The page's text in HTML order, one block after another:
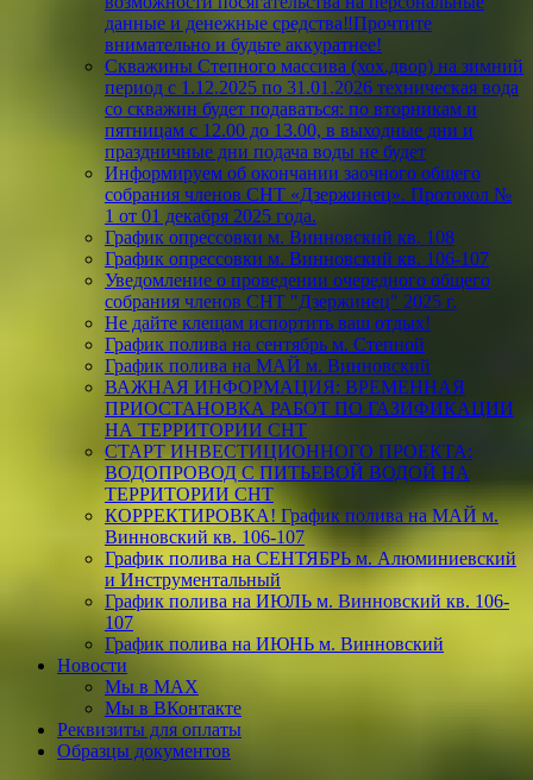
данные и денежные средства‼️Прочтите
внимательно и будьте аккуратнее!
Скважины Степного массива (хох.двор) на зимний
период с 1.12.2025 по 31.01.2026 техническая вода
со скважин будет подаваться: по вторникам и
пятницам с 12.00 до 13.00, в выходные дни и
праздничные дни подача воды не будет
Информируем об окончании заочного общего
собрания членов СНТ «Дзержинец». Протокол №
1 от 01 декабря 2025 года.
График опрессовки м. Винновский кв. 108
График опрессовки м. Винновский кв. 106-107
Уведомление о проведении очередного общего
собрания членов СНТ "Дзержинец" 2025 г.
Не дайте клещам испортить ваш отдых!
График полива на сентябрь м. Степной
График полива на МАЙ м. Винновский
ВАЖНАЯ ИНФОРМАЦИЯ: ВРЕМЕННАЯ
ПРИОСТАНОВКА РАБОТ ПО ГАЗИФИКАЦИИ
НА ТЕРРИТОРИИ СНТ
СТАРТ ИНВЕСТИЦИОННОГО ПРОЕКТА:
ВОДОПРОВОД С ПИТЬЕВОЙ ВОДОЙ НА
ТЕРРИТОРИИ СНТ
КОРРЕКТИРОВКА! График полива на МАЙ м.
Винновский кв. 106-107
График полива на СЕНТЯБРЬ м. Алюминиевский
и Инструментальный
График полива на ИЮЛЬ м. Винновский кв. 106-
107
График полива на ИЮНЬ м. Винновский
Новости
Мы в МАХ
Мы в ВКонтакте
Реквизиты для оплаты
Образцы документов